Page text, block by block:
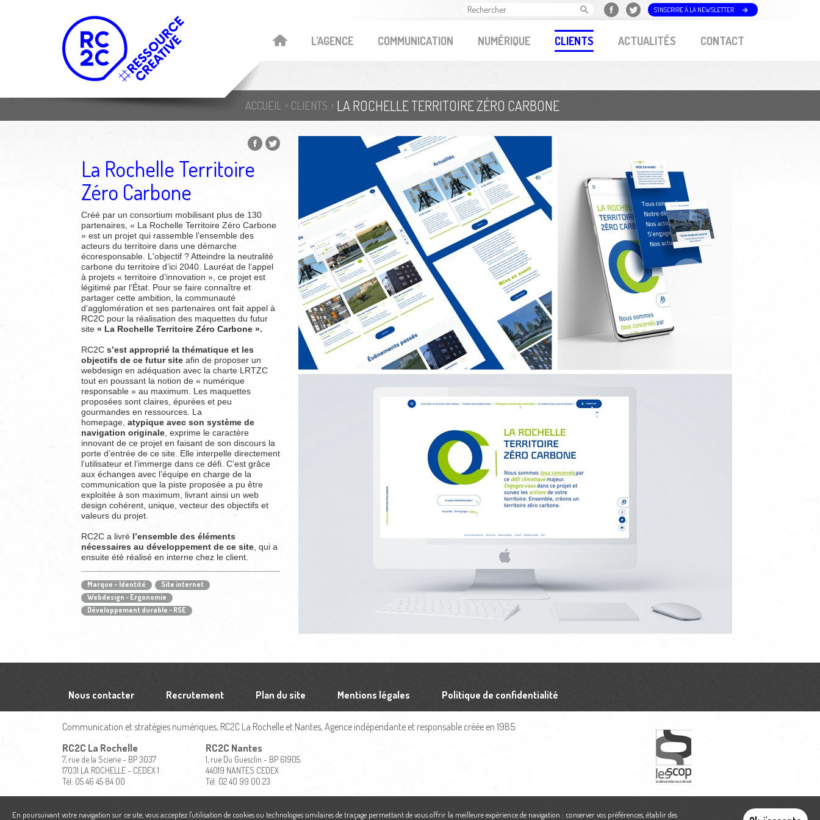
L'AGENCE COMMUNICATION NUMÉRIQUE CLIENTS ACTUALITÉS CONTACT
S'INSCRIRE À LA NEWSLETTER
ACCUEIL CLIENTS LA ROCHELLE TERRITOIRE ZÉRO CARBONE
La Rochelle Territoire
Zéro Carbone
Créé par un consortium mobilisant plus de 130
partenaires, « La Rochelle Territoire Zéro Carbone
» est un projet qui rassemble l’ensemble des
acteurs du territoire dans une démarche
écoresponsable. L'objectif ? Atteindre la neutralité
carbone du territoire d’ici 2040. Lauréat de l’appel
à projets « territoire d’innovation », ce projet est
légitimé par l’État. Pour se faire connaître et
partager cette ambition, la communauté
d’agglomération et ses partenaires ont fait appel à
RC2C pour la réalisation des maquettes du futur
site « La Rochelle Territoire Zéro Carbone ».
RC2C s’est approprié la thématique et les
objectifs de ce futur siteafin de proposer un
webdesign en adéquation avec la charte LRTZC
tout en poussant la notion de « numérique
responsable » au maximum. Les maquettes
proposées sont claires, épurées et peu
gourmandes en ressources. La
homepage, atypique avec son système de
navigation originale, exprime le caractère
innovant de ce projet en faisant de son discours la
porte d’entrée de ce site. Elle interpelle directement
l’utilisateur et l’immerge dans ce défi. C’est grâce
aux échanges avec l’équipe en charge de la
communication que la piste proposée a pu être
exploitée à son maximum, livrant ainsi un web
design cohérent, unique, vecteur des objectifs et
valeurs du projet.
RC2C a livré l’ensemble des éléments
nécessaires au développement de ce site, qui a
ensuite été réalisé en interne chez le client.
Marque – Identité
Site internet
Webdesign - Ergonomie
Développement durable - RSE
Nous contacter Recrutement Plan du site Mentions légales Politique de confidentialité
Communication et stratégies numériques, RC2C La Rochelle et Nantes, Agence indépendante et responsable créée en 1985.
RC2C La Rochelle
7, rue de la Scierie - BP 3037
17031 LA ROCHELLE - CEDEX 1
Tél: 05 46 45 84 00
RC2C Nantes
1, rue Du Guesclin - BP 61905
44019 NANTES CEDEX
Tél: 02 40 99 00 23
En poursuivant votre navigation sur ce site, vous acceptez l'utilisation de cookies ou technologies similaires de traçage permettant de vous offrir la meilleure expérience de navigation : conserver vos préférences, établir des